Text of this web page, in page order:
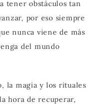
tener obstáculos tan
por eso siempre
nunca viene de más
del mundo
la magia y los rituales
hora de recuperar,